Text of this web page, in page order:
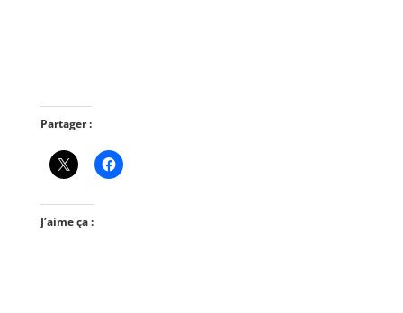
Partager :
J’aime ça :